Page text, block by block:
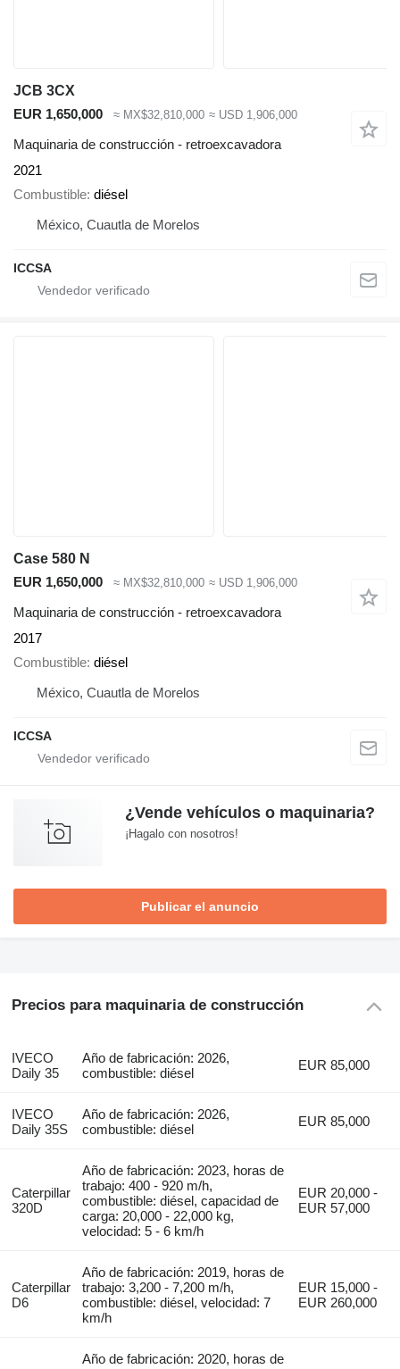
JCB 3CX
EUR 1,650,000
≈ MX$32,810,000 ≈ USD 1,906,000
Maquinaria de construcción - retroexcavadora
2021
Combustible diésel
México, Cuautla de Morelos
ICCSA
Case 580 N
EUR 1,650,000
≈ MX$32,810,000 ≈ USD 1,906,000
Maquinaria de construcción - retroexcavadora
2017
Combustible diésel
México, Cuautla de Morelos
ICCSA
¿Vende vehículos o maquinaria?
¡Hagalo con nosotros!
Publicar el anuncio
Precios para maquinaria de construcción
IVECO
Daily 35
Año de fabricación: 2026,
combustible: diésel
EUR 85,000
IVECO
Daily 35S
Año de fabricación: 2026,
combustible: diésel
EUR 85,000
Caterpillar
320D
Año de fabricación: 2023, horas de
trabajo: 400 - 920 m/h,
combustible: diésel, capacidad de
carga: 20,000 - 22,000 kg,
velocidad: 5 - 6 km/h
EUR 20,000 -
EUR 57,000
Caterpillar
D6
Año de fabricación: 2019, horas de
trabajo: 3,200 - 7,200 m/h,
combustible: diésel, velocidad: 7
km/h
EUR 15,000 -
EUR 260,000
Año de fabricación: 2020, horas de